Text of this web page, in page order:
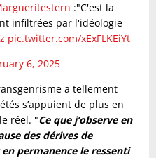
:"C'est la
infiltrées par l'idéologie
pic.twitter.com/xExFLKEiYt
6, 2025
a tellement
s’appuient de plus en
réel. "Ce que j’observe en
des dérives de
permanence le ressenti